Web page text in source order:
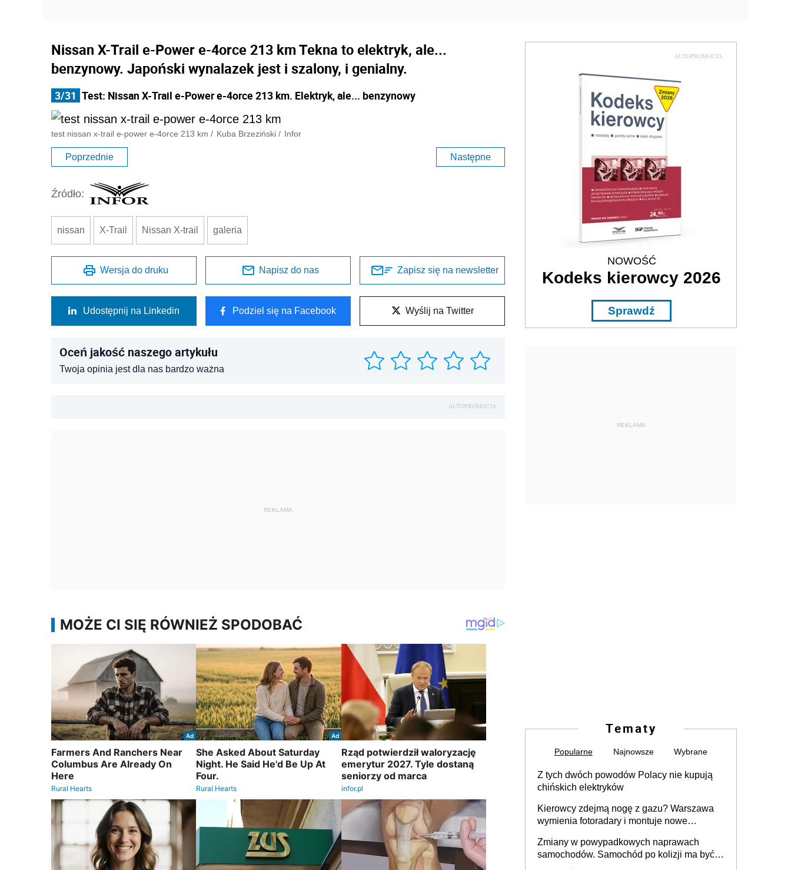
Nissan X-Trail e-Power e-4orce 213 km Tekna to elektryk, ale...
benzynowy. Japoński wynalazek jest i szalony, i genialny.
3/31 Test: Nissan X-Trail e-Power e-4orce 213 km. Elektryk, ale... benzynowy
test nissan x-trail e-power e-4orce 213 km / Kuba Brzeziński / Infor
Poprzednie Następne
Źródło:
nissan X-Trail Nissan X-trail galeria
Wersja do druku Napisz do nas Zapisz się na newsletter
Udostępnij na Linkedin Podziel się na Facebook Wyślij na Twitter
Oceń jakość naszego artykułu
Twoja opinia jest dla nas bardzo ważna
AUTOPROMOCJA
REKLAMA
AUTOPROMOCJA
NOWOŚĆ
Kodeks kierowcy 2026
Sprawdź
REKLAMA
Tematy
Popularne Najnowsze Wybrane
Z tych dwóch powodów Polacy nie kupują
chińskich elektryków
Kierowcy zdejmą nogę z gazu? Warszawa
wymienia fotoradary i montuje nowe
Zmiany w powypadkowych naprawach
samochodów. Samochód po kolizji ma być